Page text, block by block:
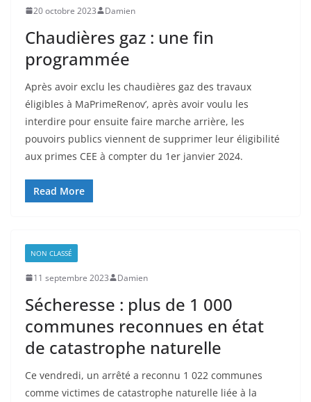
20 octobre 2023 Damien
Chaudières gaz : une fin
programmée
Après avoir exclu les chaudières gaz des travaux
éligibles à MaPrimeRenov’, après avoir voulu les
interdire pour ensuite faire marche arrière, les
pouvoirs publics viennent de supprimer leur éligibilité
aux primes CEE à compter du 1er janvier 2024.
Read More
NON CLASSÉ
11 septembre 2023 Damien
Sécheresse : plus de 1 000
communes reconnues en état
de catastrophe naturelle
Ce vendredi, un arrêté a reconnu 1 022 communes
comme victimes de catastrophe naturelle liée à la